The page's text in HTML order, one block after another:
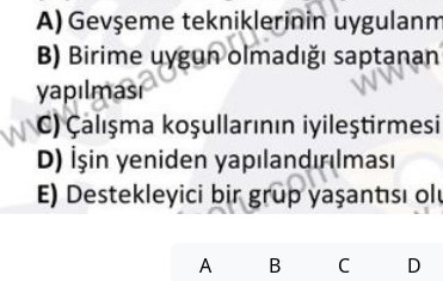
A B C D